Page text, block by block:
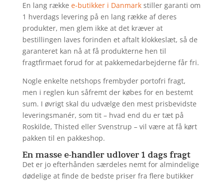
En lang række e-butikker i Danmarkstiller garanti om
1 hverdags levering på en lang række af deres
produkter, men glem ikke at det kræver at
bestillingen laves forinden et aftalt klokkeslæt, så de
garanteret kan nå at få produkterne hen til
fragtfirmaet forud for at pakkemedarbejderne får fri.
Nogle enkelte netshops frembyder portofri fragt,
men i reglen kun såfremt der købes for en bestemt
sum. I øvrigt skal du udvælge den mest prisbevidste
leveringsmanér, som tit – hvad end du er tæt på
Roskilde, Thisted eller Svenstrup – vil være at få kørt
pakken til en pakkeshop.
En masse e-handler udlover 1 dags fragt
Det er jo efterhånden særdeles nemt for almindelige
dødelige at finde de bedste priser fra flere butikker